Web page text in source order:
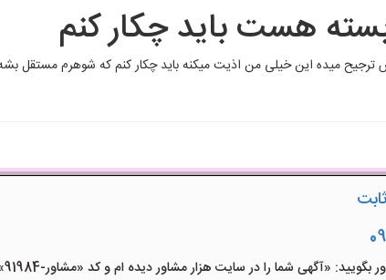
هست باید چکار کنم
میده این خیلی من اذیت میکنه باید چکار کنم که شوهرم مستقل
«آگهی شما را در سایت هزار مشاور دیده ام و کد «مشاور-91984» را اعلام کنید»